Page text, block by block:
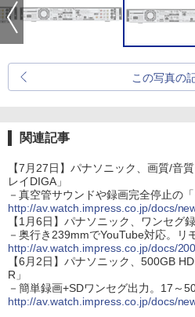
この写真の
関連記事
【7月27日】パナソニック、画質/音
レイDIGA」
－真空管サウンドや録画完全停止の
http://av.watch.impress.co.jp/docs/
【1月6日】パナソニック、ワンセグ
－奥行き239mmでYouTube対応。リ
http://av.watch.impress.co.jp/docs/
【6月2日】パナソニック、500GB
R」
－簡単録画+SDワンセグ出力。17～
http://av.watch.impress.co.jp/docs/